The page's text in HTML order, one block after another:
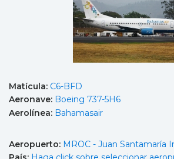
Matícula: C6-BFD
Aeronave: Boeing 737-5H6
Aerolínea: Bahamasair
Aeropuerto: MROC - Juan Santamaría